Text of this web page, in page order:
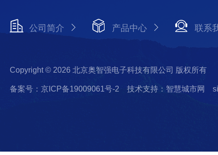
公司简介 产品中心 联系
Copyright © 2026 北京奥智强电子科技有限公司 版权所有
备案号：京ICP备19009061号-2 技术支持：智慧城市网